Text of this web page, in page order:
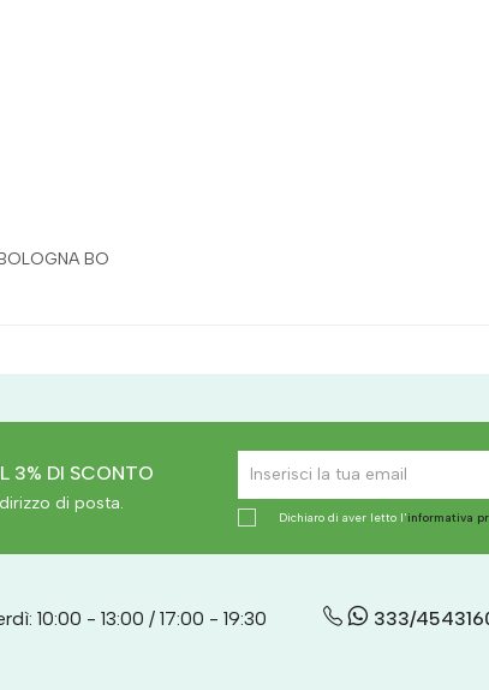
BO
3% DI SCONTO
di posta.
Dichiaro di aver letto l'informativa
10:00 - 13:00 / 17:00 - 19:30 333/